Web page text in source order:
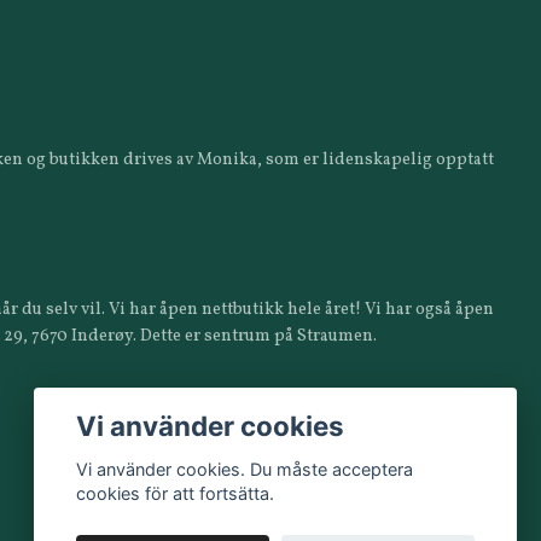
og butikken drives av Monika, som er lidenskapelig opptatt
du selv vil. Vi har åpen nettbutikk hele året! Vi har også åpen
7670 Inderøy. Dette er sentrum på Straumen.
Vi använder cookies
Vi använder cookies. Du måste acceptera
cookies för att fortsätta.